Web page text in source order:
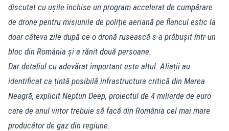
discutat cu ușile închise un program accelerat de cumpărare
de drone pentru misiunile de poliție aeriană pe flancul estic la
doar câteva zile după ce o dronă rusească s-a prăbușit într-un
bloc din România și a rănit două persoane.
Dar detaliul cu adevărat important este altul. Aliații au
identificat ca țintă posibilă infrastructura critică din Marea
Neagră, explicit Neptun Deep, proiectul de 4 miliarde de euro
care de anul viitor trebuie să facă din România cel mai mare
producător de gaz din regiune.